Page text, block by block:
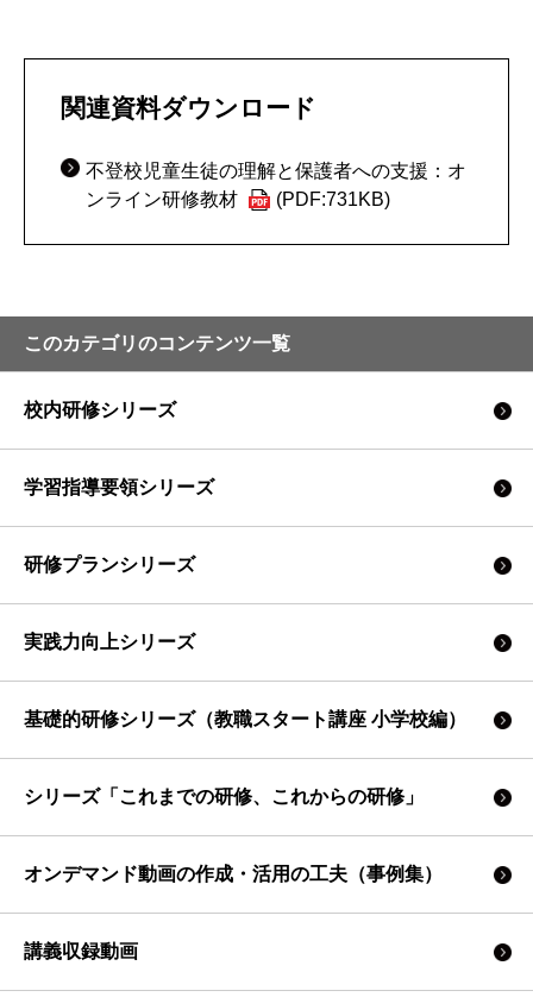
関連資料ダウンロード
不登校児童生徒の理解と保護者への支援：オ
ンライン研修教材
(PDF:731KB)
このカテゴリのコンテンツ一覧
校内研修シリーズ
学習指導要領シリーズ
研修プランシリーズ
実践力向上シリーズ
基礎的研修シリーズ（教職スタート講座 小学校編）
シリーズ「これまでの研修、これからの研修」
オンデマンド動画の作成・活用の工夫（事例集）
講義収録動画